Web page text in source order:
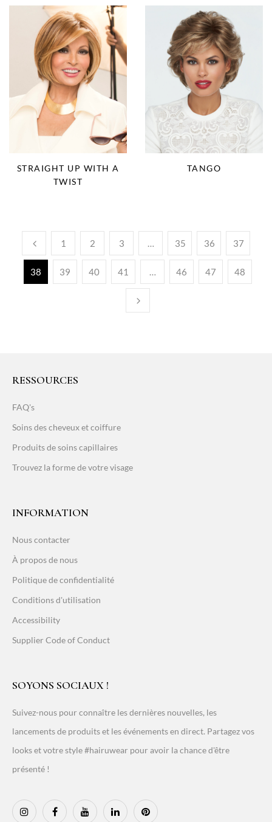
STRAIGHT UP WITH A
TWIST
TANGO
1 2 3 … 35 36 37
38 39 40 41 … 46 47 48
RESSOURCES
FAQ's
Soins des cheveux et coiffure
Produits de soins capillaires
Trouvez la forme de votre visage
INFORMATION
Nous contacter
À propos de nous
Politique de confidentialité
Conditions d'utilisation
Accessibility
Supplier Code of Conduct
SOYONS SOCIAUX !
Suivez-nous pour connaître les dernières nouvelles, les
lancements de produits et les événements en direct. Partagez vos
looks et votre style #hairuwear pour avoir la chance d'être
présenté !